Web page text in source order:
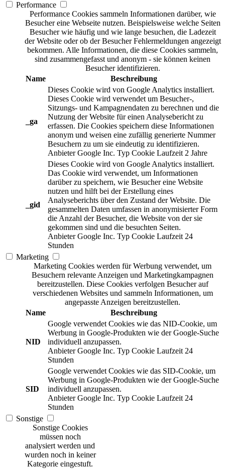
Performance
Performance Cookies sammeln Informationen darüber, wie
Besucher eine Webseite nutzen. Beispielsweise welche Seiten
Besucher wie häufig und wie lange besuchen, die Ladezeit
der Website oder ob der Besucher Fehlermeldungen angezeigt
bekommen. Alle Informationen, die diese Cookies sammeln,
sind zusammengefasst und anonym - sie können keinen
Besucher identifizieren.
Name
Beschreibung
_ga
Dieses Cookie wird von Google Analytics installiert.
Dieses Cookie wird verwendet um Besucher-,
Sitzungs- und Kampagnendaten zu berechnen und die
Nutzung der Website für einen Analysebericht zu
erfassen. Die Cookies speichern diese Informationen
anonym und weisen eine zufällig generierte Nummer
Besuchern zu um sie eindeutig zu identifizieren.
Anbieter Google Inc. Typ Cookie Laufzeit 2 Jahre
_gid
Dieses Cookie wird von Google Analytics installiert.
Das Cookie wird verwendet, um Informationen
darüber zu speichern, wie Besucher eine Website
nutzen und hilft bei der Erstellung eines
Analyseberichts über den Zustand der Website. Die
gesammelten Daten umfassen in anonymisierter Form
die Anzahl der Besucher, die Website von der sie
gekommen sind und die besuchten Seiten.
Anbieter Google Inc. Typ Cookie Laufzeit 24
Stunden
Marketing
Marketing Cookies werden für Werbung verwendet, um
Besuchern relevante Anzeigen und Marketingkampagnen
bereitzustellen. Diese Cookies verfolgen Besucher auf
verschiedenen Websites und sammeln Informationen, um
angepasste Anzeigen bereitzustellen.
Name
Beschreibung
NID
Google verwendet Cookies wie das NID-Cookie, um
Werbung in Google-Produkten wie der Google-Suche
individuell anzupassen.
Anbieter Google Inc. Typ Cookie Laufzeit 24
Stunden
SID
Google verwendet Cookies wie das SID-Cookie, um
Werbung in Google-Produkten wie der Google-Suche
individuell anzupassen.
Anbieter Google Inc. Typ Cookie Laufzeit 24
Stunden
Sonstige
Sonstige Cookies
müssen noch
analysiert werden und
wurden noch in keiner
Kategorie eingestuft.